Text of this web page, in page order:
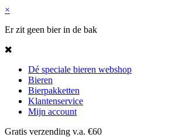
×
Er zit geen bier in de bak
Dé speciale bieren webshop
Bieren
Bierpakketten
Klantenservice
Mijn account
Gratis verzending v.a. €60